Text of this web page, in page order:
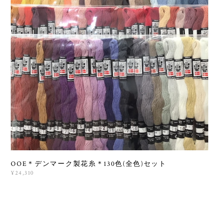
OOE＊デンマーク製花糸＊130色(全色)セット
¥24,310